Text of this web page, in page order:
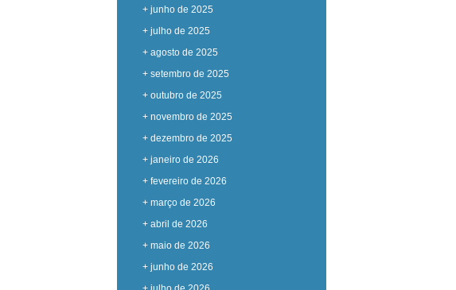
+ junho de 2025
+ julho de 2025
+ agosto de 2025
+ setembro de 2025
+ outubro de 2025
+ novembro de 2025
+ dezembro de 2025
+ janeiro de 2026
+ fevereiro de 2026
+ março de 2026
+ abril de 2026
+ maio de 2026
+ junho de 2026